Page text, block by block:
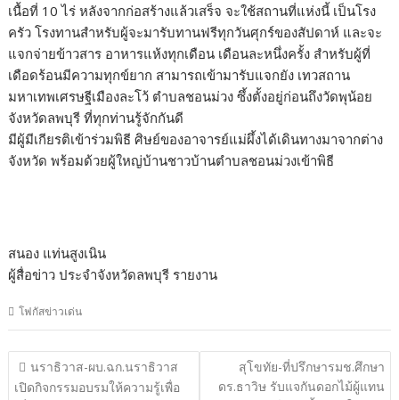
เนื้อที่ 10 ไร่ หลังจากก่อสร้างแล้วเสร็จ จะใช้สถานที่แห่งนี้ เป็นโรง
ครัว โรงทานสำหรับผู้จะมารับทานฟรีทุกวันศุกร์ของสัปดาห์ และจะ
แจกจ่ายข้าวสาร อาหารแห้งทุกเดือน เดือนละหนึ่งครั้ง สำหรับผู้ที่
เดือดร้อนมีความทุกข์ยาก สามารถเข้ามารับแจกยัง เทวสถาน
มหาเทพเศรษฐีเมืองละโว้ ตำบลชอนม่วง ซึ้งตั้งอยู่ก่อนถึงวัดพุน้อย
จังหวัดลพบุรี ที่ทุกท่านรู้จักกันดี
มีผู้มีเกียรติเข้าร่วมพิธี ศิษย์ของอาจารย์แม่ผึ้งได้เดินทางมาจากต่าง
จังหวัด พร้อมด้วยผู้ใหญ่บ้านชาวบ้านตำบลชอนม่วงเข้าพิธี
สนอง แท่นสูงเนิน
ผู้สื่อข่าว ประจำจังหวัดลพบุรี รายงาน
โฟกัสข่าวเด่น
แนะแนว
เรื่อง
นราธิวาส-ผบ.ฉก.นราธิวาส
เปิดกิจกรรมอบรมให้ความรู้เพื่อ
สุโขทัย-ที่ปรึกษารมช.ศึกษา
ดร.ธาวิษ รับแจกันดอกไม้ผู้แทน